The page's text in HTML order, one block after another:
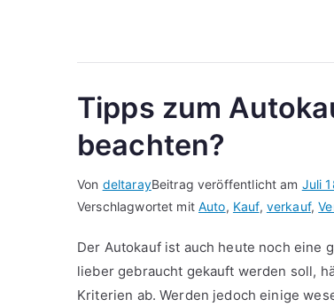
Tipps zum
beachten?
Von deltarayBeitrag veröffentlicht am Juli
Verschlagwortet mitAuto, Kauf, verkauf,
Der Autokauf ist auch heute noch eine
lieber gebraucht gekauft werden soll,
Kriterien ab. Werden jedoch einige